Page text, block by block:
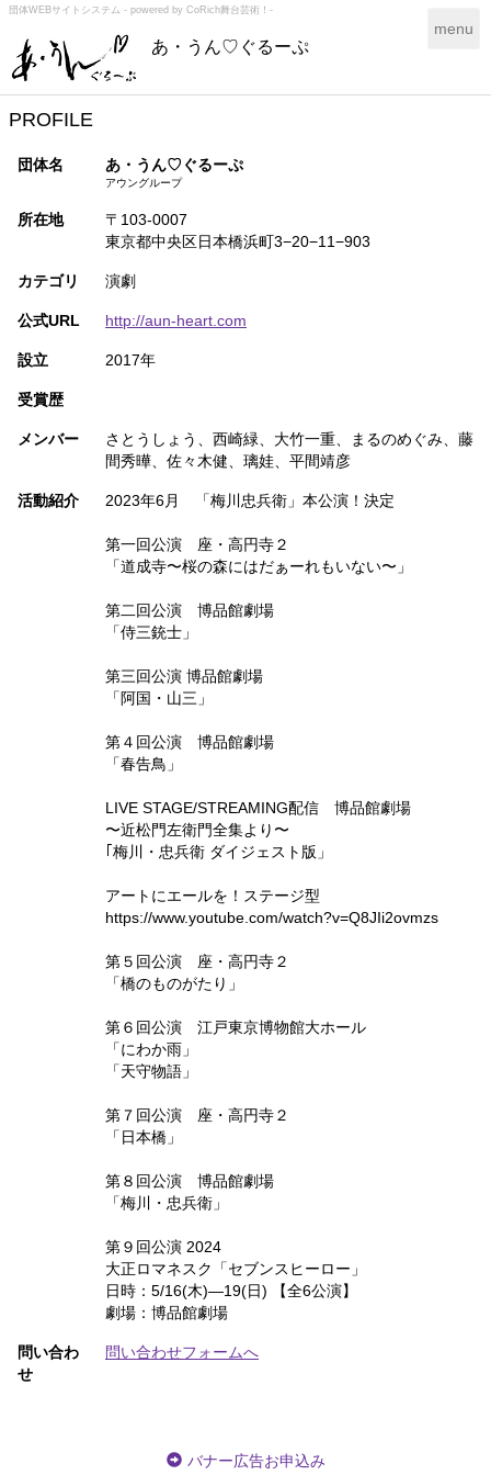
団体WEBサイトシステム - powered by CoRich舞台芸術！-
あ・うん♡ぐるーぷ
T
g
menu
PROFILE
団体名 あ・うん♡ぐるーぷ
アウングループ
所在地
〒103-0007
東京都中央区日本橋浜町3−20−11−903
カテゴリ 演劇
公式URL http://aun-heart.com
設立 2017年
受賞歴
メンバー
さとうしょう、西崎緑、大竹一重、まるのめぐみ、藤
間秀曄、佐々木健、璃娃、平間靖彦
活動紹介 2023年6月 「梅川忠兵衛」本公演！決定
第一回公演 座・高円寺２
「道成寺〜桜の森にはだぁーれもいない〜」
第二回公演 博品館劇場
「侍三銃士」
第三回公演 博品館劇場
「阿国・山三」
第４回公演 博品館劇場
「春告鳥」
LIVE STAGE/STREAMING配信 博品館劇場
〜近松門左衛門全集より〜
｢梅川・忠兵衛 ダイジェスト版」
アートにエールを！ステージ型
https://www.youtube.com/watch?v=Q8JIi2ovmzs
第５回公演 座・高円寺２
「橋のものがたり」
第６回公演 江戸東京博物館大ホール
「にわか雨」
「天守物語」
第７回公演 座・高円寺２
「日本橋」
第８回公演 博品館劇場
「梅川・忠兵衛」
第９回公演 2024
大正ロマネスク「セブンスヒーロー」
日時：5/16(木)―19(日) 【全6公演】
劇場：博品館劇場
問い合わ
せ
問い合わせフォームへ
バナー広告お申込み